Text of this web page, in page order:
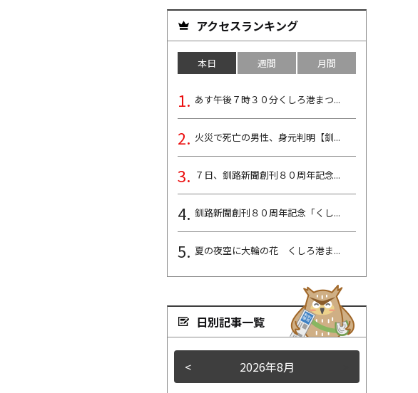
アクセスランキング
本日 週間 月間
あす午後７時３０分くしろ港まつ...
火災で死亡の男性、身元判明【釧...
７日、釧路新聞創刊８０周年記念...
釧路新聞創刊８０周年記念「くし...
夏の夜空に大輪の花 くしろ港ま...
日別記事一覧
< 2026年8月